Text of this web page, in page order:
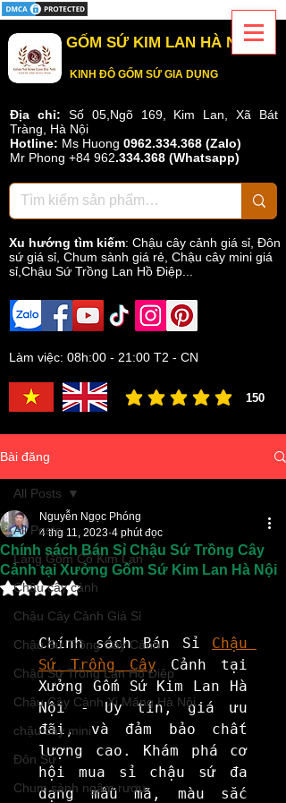
GỐM SỨ KIM LAN HÀ NỘI
KINH ĐÔ GỐM SỨ GIA DỤNG
Địa chỉ: Số 05,Ngõ 169, Kim Lan, Xã Bát
Tràng, Hà Nội
Hotline: Ms Huong 0962.334.368 (Zalo)
Mr Phong +84 962.334.368 (Whatsapp)
Xu hướng tìm kiếm: Chậu cây cảnh giá sỉ Đôn
sứ giá sỉ Chum sành giá rẻ Chậu cây mini giá
sỉ,Chậu Sứ Trồng Lan Hồ Điệp...
Làm việc: 08h:00 - 21:00 T2 - CN
150
đánh giá trung bình là 3 /5,
Bài đăng
All Posts
Làng Gốm Cổ Kim Lan
Chậu cây cảnh
Chậu Cây Cảnh Giá Sỉ
Chậu Sứ Trồng Cây Cảnh
Chậu Sứ Trồng Lan Hồ Điệp
Chậu Cây Cảnh Xi Măng Hà Nội
chậu cây mini
Đôn Sứ
Chum sành ngâm rượu
All Posts
Chính sách Bán Sỉ Chậu Sứ Trồng Cây
Cảnh tại Xưởng Gốm Sứ Kim Lan Hà Nội
Nguyễn Ngọc Phóng
4 thg 11, 2023 4 phút đọc
Đã xếp hạng NaN/5 sao.
Chính sách Bán Sỉ Chậu
Sứ Trồng Cây Cảnh tại
Xưởng Gốm Sứ Kim Lan Hà
Nội - Uy tín, giá ưu
đãi, và đảm bảo chất
lượng cao. Khám phá cơ
hội mua sỉ chậu sứ đa
dạng mẫu mã, màu sắc